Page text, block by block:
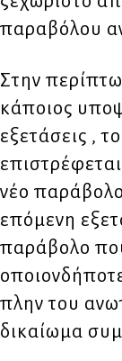
παραβόλου
Στην
κάποιος
εξετάσεις ,
νέο
επόμενη
παράβολο
πλην του
δικαίωμα